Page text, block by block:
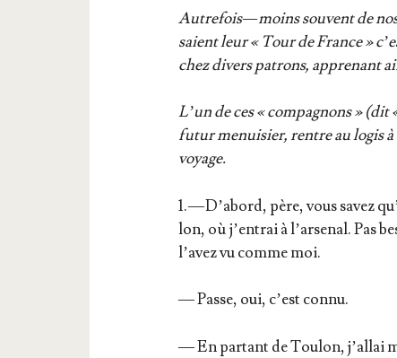
Autre­fois — moins sou­vent de
saient leur « Tour de France »
chez divers patrons, appre­nant
L’un de ces « com­pa­gnons »
futur menui­sier, rentre au logis à
voyage.
1. — D’a­bord, père, vous savez
lon, où j’en­trai à l’ar­se­nal. Pas
l’a­vez vu comme moi.
— Passe, oui, c’est connu.
— En par­tant de Tou­lon, j’al­lai